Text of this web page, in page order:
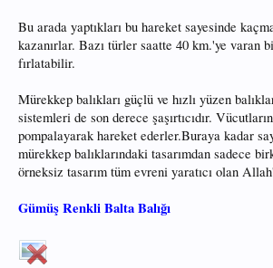
Bu arada yaptıkları bu hareket sayesinde
kazanırlar. Bazı türler saatte 40 km.'ye varan
fırlatabilir.
Mürekkep balıkları güçlü ve hızlı yüzen
sistemleri de son derece şaşırtıcıdır.
pompalayarak hareket ederler.Buraya kadar
mürekkep balıklarındaki tasarımdan sadece
örneksiz tasarım tüm evreni yaratıcı olan
Gümüş Renkli Balta Balığı